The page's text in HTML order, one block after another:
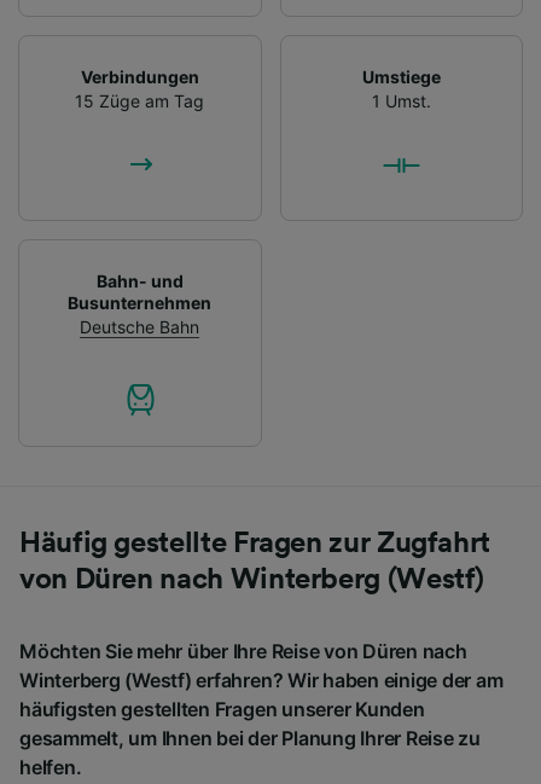
Verbindungen
15 Züge am Tag
Umstiege
1 Umst.
Bahn- und
Busunternehmen
Deutsche Bahn
Häufig gestellte Fragen zur Zugfahrt
von Düren nach Winterberg (Westf)
Möchten Sie mehr über Ihre Reise von Düren nach
Winterberg (Westf) erfahren? Wir haben einige der am
häufigsten gestellten Fragen unserer Kunden
gesammelt, um Ihnen bei der Planung Ihrer Reise zu
helfen.